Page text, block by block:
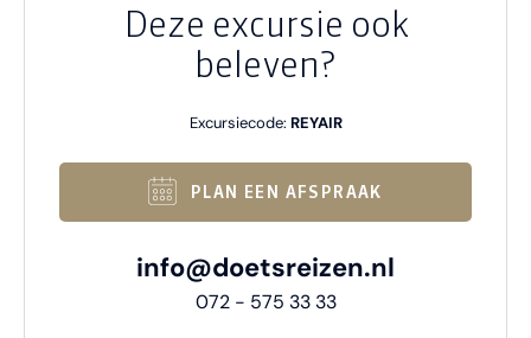
Deze excursie ook
beleven?
Excursiecode: REYAIR
PLAN EEN AFSPRAAK
info@doetsreizen.nl
072 - 575 33 33